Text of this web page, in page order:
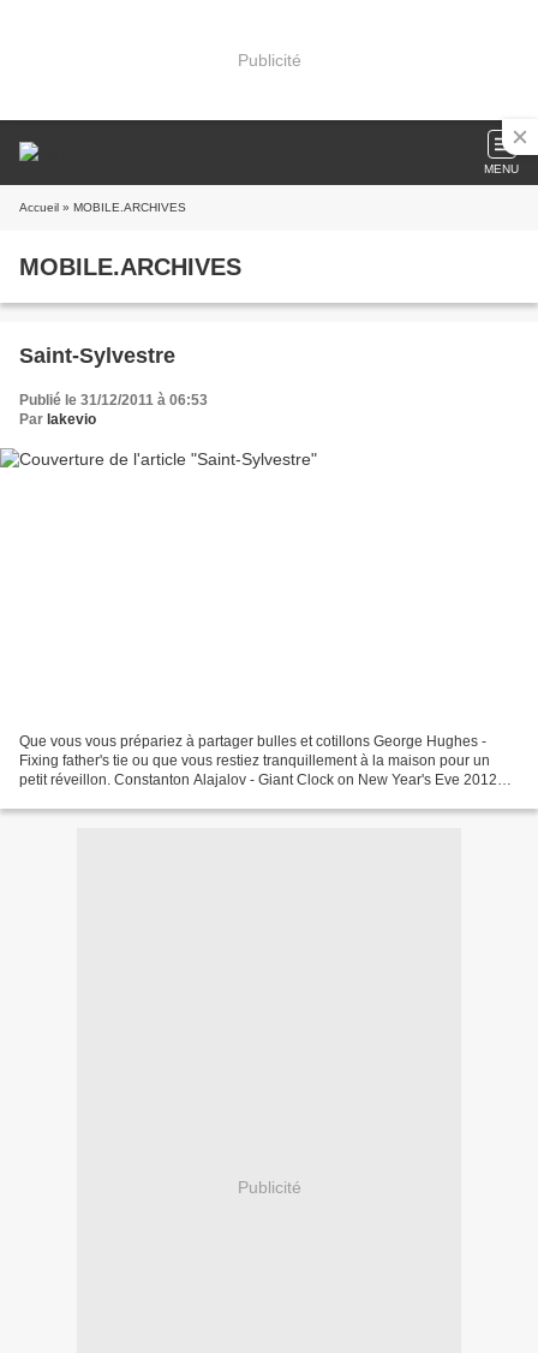
Publicité
MENU
Accueil » MOBILE.ARCHIVES
MOBILE.ARCHIVES
Saint-Sylvestre
Publié le 31/12/2011 à 06:53
Par lakevio
Que vous vous prépariez à partager bulles et cotillons George Hughes -
Fixing father's tie ou que vous restiez tranquillement à la maison pour un
petit réveillon. Constanton Alajalov - Giant Clock on New Year's Eve 2012
Publicité